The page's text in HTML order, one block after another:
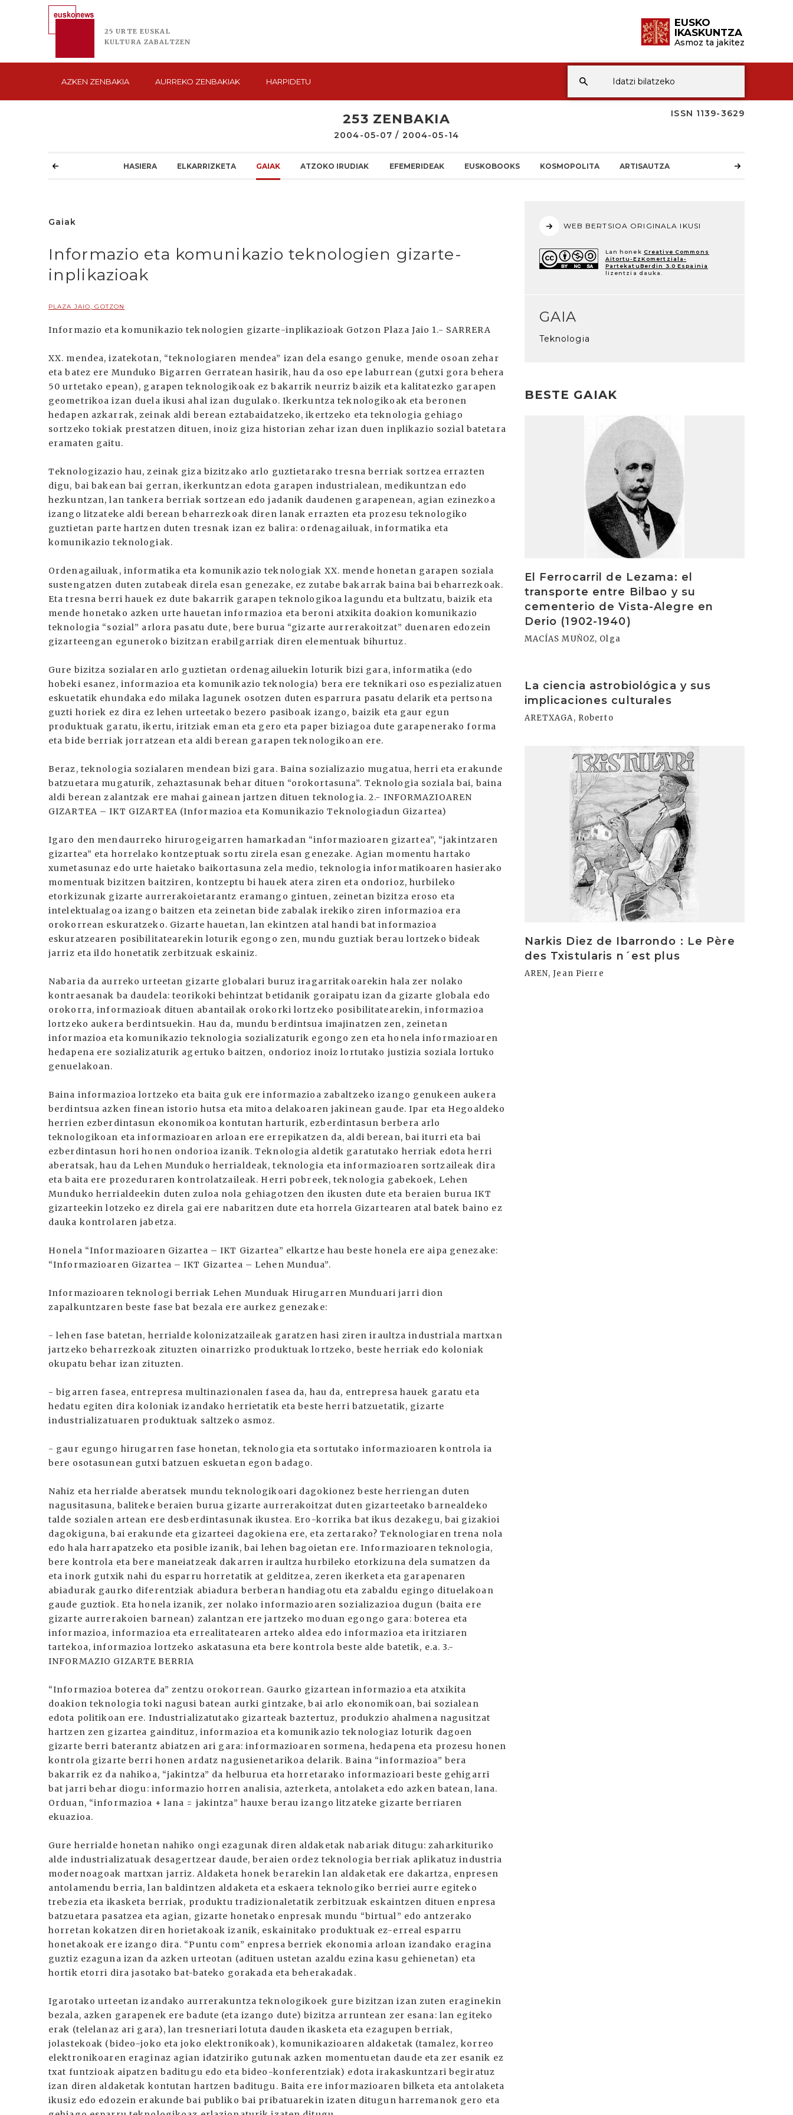
25 URTE EUSKAL
KULTURA ZABALTZEN
EUSKO
IKASKUNTZA
Asmoz ta jakitez
AZKEN ZENBAKIA AURREKO ZENBAKIAK HARPIDETU
ISSN 1139-3629
253 ZENBAKIA
2004-05-07 / 2004-05-14
HASIERA ELKARRIZKETA GAIAK ATZOKO IRUDIAK EFEMERIDEAK EUSKOBOOKS KOSMOPOLITA ARTISAUTZA
Gaiak
Informazio eta komunikazio teknologien gizarte-
inplikazioak
PLAZA JAIO, GOTZON
Informazio eta komunikazio teknologien gizarte-inplikazioak Gotzon Plaza Jaio 1.- SARRERA
XX. mendea, izatekotan, “teknologiaren mendea” izan dela esango genuke, mende osoan zehar
eta batez ere Munduko Bigarren Gerratean hasirik, hau da oso epe laburrean (gutxi gora behera
50 urtetako epean), garapen teknologikoak ez bakarrik neurriz baizik eta kalitatezko garapen
geometrikoa izan duela ikusi ahal izan dugulako. Ikerkuntza teknologikoak eta beronen
hedapen azkarrak, zeinak aldi berean eztabaidatzeko, ikertzeko eta teknologia gehiago
sortzeko tokiak prestatzen dituen, inoiz giza historian zehar izan duen inplikazio sozial batetara
eramaten gaitu.
Teknologizazio hau, zeinak giza bizitzako arlo guztietarako tresna berriak sortzea errazten
digu, bai bakean bai gerran, ikerkuntzan edota garapen industrialean, medikuntzan edo
hezkuntzan, lan tankera berriak sortzean edo jadanik daudenen garapenean, agian ezinezkoa
izango litzateke aldi berean beharrezkoak diren lanak errazten eta prozesu teknologiko
guztietan parte hartzen duten tresnak izan ez balira: ordenagailuak, informatika eta
komunikazio teknologiak.
Ordenagailuak, informatika eta komunikazio teknologiak XX. mende honetan garapen soziala
sustengatzen duten zutabeak direla esan genezake, ez zutabe bakarrak baina bai beharrezkoak.
Eta tresna berri hauek ez dute bakarrik garapen teknologikoa lagundu eta bultzatu, baizik eta
mende honetako azken urte hauetan informazioa eta beroni atxikita doakion komunikazio
teknologia “sozial” arlora pasatu dute, bere burua “gizarte aurrerakoitzat” duenaren edozein
gizarteengan eguneroko bizitzan erabilgarriak diren elementuak bihurtuz.
Gure bizitza sozialaren arlo guztietan ordenagailuekin loturik bizi gara, informatika (edo
hobeki esanez, informazioa eta komunikazio teknologia) bera ere teknikari oso espezializatuen
eskuetatik ehundaka edo milaka lagunek osotzen duten esparrura pasatu delarik eta pertsona
guzti horiek ez dira ez lehen urteetako bezero pasiboak izango, baizik eta gaur egun
produktuak garatu, ikertu, iritziak eman eta gero eta paper biziagoa dute garapenerako forma
eta bide berriak jorratzean eta aldi berean garapen teknologikoan ere.
Beraz, teknologia sozialaren mendean bizi gara. Baina sozializazio mugatua, herri eta erakunde
batzuetara mugaturik, zehaztasunak behar dituen “orokortasuna”. Teknologia soziala bai, baina
aldi berean zalantzak ere mahai gainean jartzen dituen teknologia. 2.- INFORMAZIOAREN
GIZARTEA – IKT GIZARTEA (Informazioa eta Komunikazio Teknologiadun Gizartea)
Igaro den mendaurreko hirurogeigarren hamarkadan “informazioaren gizartea”, “jakintzaren
gizartea” eta horrelako kontzeptuak sortu zirela esan genezake. Agian momentu hartako
xumetasunaz edo urte haietako baikortasuna zela medio, teknologia informatikoaren hasierako
momentuak bizitzen baitziren, kontzeptu bi hauek atera ziren eta ondorioz, hurbileko
etorkizunak gizarte aurrerakoietarantz eramango gintuen, zeinetan bizitza eroso eta
intelektualagoa izango baitzen eta zeinetan bide zabalak irekiko ziren informazioa era
orokorrean eskuratzeko. Gizarte hauetan, lan ekintzen atal handi bat informazioa
eskuratzearen posibilitatearekin loturik egongo zen, mundu guztiak berau lortzeko bideak
jarriz eta ildo honetatik zerbitzuak eskainiz.
Nabaria da aurreko urteetan gizarte globalari buruz iragarritakoarekin hala zer nolako
kontraesanak ba daudela: teorikoki behintzat betidanik goraipatu izan da gizarte globala edo
orokorra, informazioak dituen abantailak orokorki lortzeko posibilitatearekin, informazioa
lortzeko aukera berdintsuekin. Hau da, mundu berdintsua imajinatzen zen, zeinetan
informazioa eta komunikazio teknologia sozializaturik egongo zen eta honela informazioaren
hedapena ere sozializaturik agertuko baitzen, ondorioz inoiz lortutako justizia soziala lortuko
genuelakoan.
Baina informazioa lortzeko eta baita guk ere informazioa zabaltzeko izango genukeen aukera
berdintsua azken finean istorio hutsa eta mitoa delakoaren jakinean gaude. Ipar eta Hegoaldeko
herrien ezberdintasun ekonomikoa kontutan harturik, ezberdintasun berbera arlo
teknologikoan eta informazioaren arloan ere errepikatzen da, aldi berean, bai iturri eta bai
ezberdintasun hori honen ondorioa izanik. Teknologia aldetik garatutako herriak edota herri
aberatsak, hau da Lehen Munduko herrialdeak, teknologia eta informazioaren sortzaileak dira
eta baita ere prozeduraren kontrolatzaileak. Herri pobreek, teknologia gabekoek, Lehen
Munduko herrialdeekin duten zuloa nola gehiagotzen den ikusten dute eta beraien burua IKT
gizarteekin lotzeko ez direla gai ere nabaritzen dute eta horrela Gizartearen atal batek baino ez
dauka kontrolaren jabetza.
Honela “Informazioaren Gizartea – IKT Gizartea” elkartze hau beste honela ere aipa genezake:
“Informazioaren Gizartea – IKT Gizartea – Lehen Mundua”.
Informazioaren teknologi berriak Lehen Munduak Hirugarren Munduari jarri dion
zapalkuntzaren beste fase bat bezala ere aurkez genezake:
- lehen fase batetan, herrialde kolonizatzaileak garatzen hasi ziren iraultza industriala martxan
jartzeko beharrezkoak zituzten oinarrizko produktuak lortzeko, beste herriak edo koloniak
okupatu behar izan zituzten.
- bigarren fasea, entrepresa multinazionalen fasea da, hau da, entrepresa hauek garatu eta
hedatu egiten dira koloniak izandako herrietatik eta beste herri batzuetatik, gizarte
industrializatuaren produktuak saltzeko asmoz.
- gaur egungo hirugarren fase honetan, teknologia eta sortutako informazioaren kontrola ia
bere osotasunean gutxi batzuen eskuetan egon badago.
Nahiz eta herrialde aberatsek mundu teknologikoari dagokionez beste herriengan duten
nagusitasuna, baliteke beraien burua gizarte aurrerakoitzat duten gizarteetako barnealdeko
talde sozialen artean ere desberdintasunak ikustea. Ero-korrika bat ikus dezakegu, bai gizakioi
dagokiguna, bai erakunde eta gizarteei dagokiena ere, eta zertarako? Teknologiaren trena nola
edo hala harrapatzeko eta posible izanik, bai lehen bagoietan ere. Informazioaren teknologia,
bere kontrola eta bere maneiatzeak dakarren iraultza hurbileko etorkizuna dela sumatzen da
eta inork gutxik nahi du esparru horretatik at gelditzea, zeren ikerketa eta garapenaren
abiadurak gaurko diferentziak abiadura berberan handiagotu eta zabaldu egingo dituelakoan
gaude guztiok. Eta honela izanik, zer nolako informazioaren sozializazioa dugun (baita ere
gizarte aurrerakoien barnean) zalantzan ere jartzeko moduan egongo gara: boterea eta
informazioa, informazioa eta errealitatearen arteko aldea edo informazioa eta iritziaren
tartekoa, informazioa lortzeko askatasuna eta bere kontrola beste alde batetik, e.a. 3.-
INFORMAZIO GIZARTE BERRIA
“Informazioa boterea da” zentzu orokorrean. Gaurko gizartean informazioa eta atxikita
doakion teknologia toki nagusi batean aurki gintzake, bai arlo ekonomikoan, bai sozialean
edota politikoan ere. Industrializatutako gizarteak baztertuz, produkzio ahalmena nagusitzat
hartzen zen gizartea gaindituz, informazioa eta komunikazio teknologiaz loturik dagoen
gizarte berri baterantz abiatzen ari gara: informazioaren sormena, hedapena eta prozesu honen
kontrola gizarte berri honen ardatz nagusienetarikoa delarik. Baina “informazioa” bera
bakarrik ez da nahikoa, “jakintza” da helburua eta horretarako informazioari beste gehigarri
bat jarri behar diogu: informazio horren analisia, azterketa, antolaketa edo azken batean, lana.
Orduan, “informazioa + lana = jakintza” hauxe berau izango litzateke gizarte berriaren
ekuazioa.
Gure herrialde honetan nahiko ongi ezagunak diren aldaketak nabariak ditugu: zaharkituriko
alde industrializatuak desagertzear daude, beraien ordez teknologia berriak aplikatuz industria
modernoagoak martxan jarriz. Aldaketa honek berarekin lan aldaketak ere dakartza, enpresen
antolamendu berria, lan baldintzen aldaketa eta eskaera teknologiko berriei aurre egiteko
trebezia eta ikasketa berriak, produktu tradizionaletatik zerbitzuak eskaintzen dituen enpresa
batzuetara pasatzea eta agian, gizarte honetako enpresak mundu “birtual” edo antzerako
horretan kokatzen diren horietakoak izanik, eskainitako produktuak ez-erreal esparru
honetakoak ere izango dira. “Puntu com” enpresa berriek ekonomia arloan izandako eragina
guztiz ezaguna izan da azken urteotan (adituen ustetan azaldu ezina kasu gehienetan) eta
hortik etorri dira jasotako bat-bateko gorakada eta beherakadak.
Igarotako urteetan izandako aurrerakuntza teknologikoek gure bizitzan izan zuten eraginekin
bezala, azken garapenek ere badute (eta izango dute) bizitza arruntean zer esana: lan egiteko
erak (telelanaz ari gara), lan tresneriari lotuta dauden ikasketa eta ezagupen berriak,
jolastekoak (bideo-joko eta joko elektronikoak), komunikazioaren aldaketak (tamalez, korreo
elektronikoaren eraginaz agian idatziriko gutunak azken momentuetan daude eta zer esanik ez
txat funtzioak aipatzen baditugu edo eta bideo-konferentziak) edota irakaskuntzari begiratuz
izan diren aldaketak kontutan hartzen baditugu. Baita ere informazioaren bilketa eta antolaketa
ikusiz edo edozein erakunde bai publiko bai pribatuarekin izaten ditugun harremanok gero eta
WEB BERTSIOA ORIGINALA IKUSI
Lan honek Creative Commons
Aitortu-EzKomertziala-
PartekatuBerdin 3.0 Espainia
lizentzia dauka.
GAIA
Teknologia
BESTE GAIAK
El Ferrocarril de Lezama: el
transporte entre Bilbao y su
cementerio de Vista-Alegre en
Derio (1902-1940)
MACÍAS MUÑOZ, Olga
La ciencia astrobiológica y sus
implicaciones culturales
ARETXAGA, Roberto
Narkis Diez de Ibarrondo : Le Père
des Txistularis n´est plus
AREN, Jean Pierre